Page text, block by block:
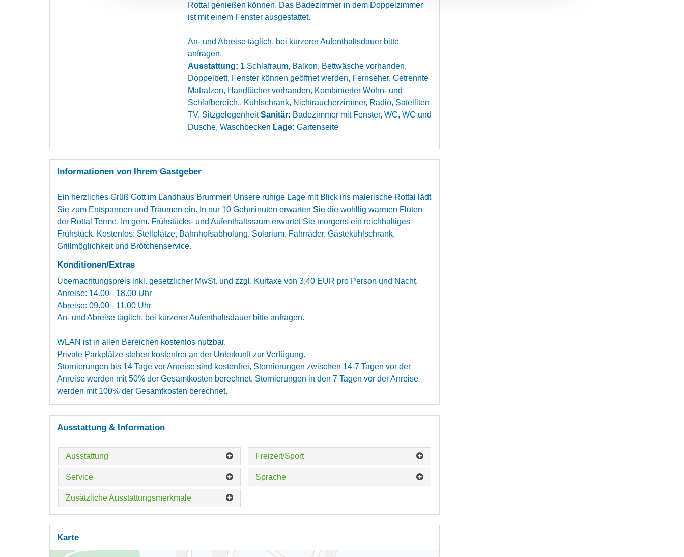
Rottal genießen können. Das Badezimmer in dem Doppelzimmer
ist mit einem Fenster ausgestattet.
An- und Abreise täglich, bei kürzerer Aufenthaltsdauer bitte
anfragen.
Ausstattung: 1 Schlafraum, Balkon, Bettwäsche vorhanden,
Doppelbett, Fenster können geöffnet werden, Fernseher, Getrennte
Matratzen, Handtücher vorhanden, Kombinierter Wohn- und
Schlafbereich., Kühlschrank, Nichtraucherzimmer, Radio, Satelliten
TV, SitzgelegenheitSanitär: Badezimmer mit Fenster, WC, WC und
Dusche, Waschbecken Lage:Gartenseite
Informationen von Ihrem Gastgeber
Ein herzliches Grüß Gott im Landhaus Brummer! Unsere ruhige Lage mit Blick ins malerische Rottal lädt
Sie zum Entspannen und Träumen ein. In nur 10 Gehminuten erwarten Sie die wohllig warmen Fluten
der Rottal Terme. Im gem. Frühstücks- und Aufenthaltsraum erwartet Sie morgens ein reichhaltiges
Frühstück. Kostenlos: Stellplätze, Bahnhofsabholung, Solarium, Fahrräder, Gästekühlschrank,
Grillmöglichkeit und Brötchenservice.
Konditionen/Extras
Übernachtungspreis inkl. gesetzlicher MwSt. und zzgl. Kurtaxe von 3,40 EUR pro Person und Nacht.
Anreise: 14.00 - 18.00 Uhr
Abreise: 09.00 - 11.00 Uhr
An- und Abreise täglich, bei kürzerer Aufenthaltsdauer bitte anfragen.
WLAN ist in allen Bereichen kostenlos nutzbar.
Private Parkplätze stehen kostenfrei an der Unterkunft zur Verfügung.
Stornierungen bis 14 Tage vor Anreise sind kostenfrei, Stornierungen zwischen 14-7 Tagen vor der
Anreise werden mit 50% der Gesamtkosten berechnet, Stornierungen in den 7 Tagen vor der Anreise
werden mit 100% der Gesamtkosten berechnet.
Ausstattung & Information
Ausstattung Freizeit/Sport
Service Sprache
Zusätzliche Ausstattungsmerkmale
Karte